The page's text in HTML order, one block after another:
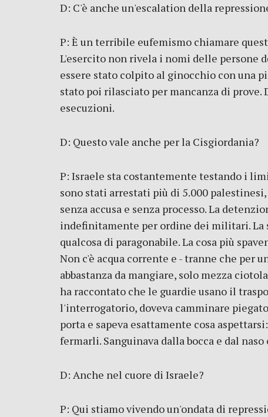
D: C'è anche un'escalation della
P: È un terribile eufemismo chiamare
L'esercito non rivela i nomi delle persone
essere stato colpito al ginocchio con una
stato poi rilasciato per mancanza di
esecuzioni.
D: Questo vale anche per la Cisgiordania?
P: Israele sta costantemente testando i
sono stati arrestati più di 5.000
senza accusa e senza processo. La
indefinitamente per ordine dei militari. La
qualcosa di paragonabile. La cosa più
Non c'è acqua corrente e - tranne che
abbastanza da mangiare, solo mezza
ha raccontato che le guardie usano il
l'interrogatorio, doveva camminare
porta e sapeva esattamente cosa
fermarli. Sanguinava dalla bocca e dal
D: Anche nel cuore di Israele?
P: Qui stiamo vivendo un'ondata di